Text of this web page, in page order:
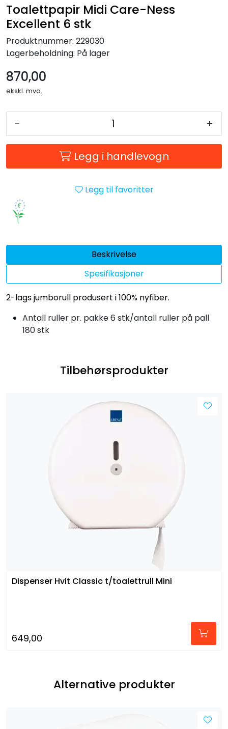
Toalettpapir Midi Care-Ness
Excellent 6 stk
Produktnummer: 229030
Lagerbeholdning: På lager
870,00
ekskl. mva.
- +
Legg i handlevogn
Legg til favoritter
Beskrivelse
Spesifikasjoner
2-lags jumborull produsert i 100% nyfiber.
Antall ruller pr. pakke 6 stk/antall ruller på pall
180 stk
Tilbehørsprodukter
Dispenser Hvit Classic t/toalettrull Mini
649,00
Alternative produkter